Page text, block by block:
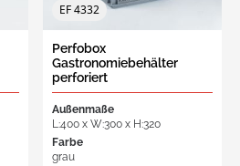
EF 4332
Perfobox
Gastronomiebehälter
perforiert
400x300x320mm, 31L
dichte Griff
Außenmaße
L:400 x W:300 x H:320
Farbe
grau